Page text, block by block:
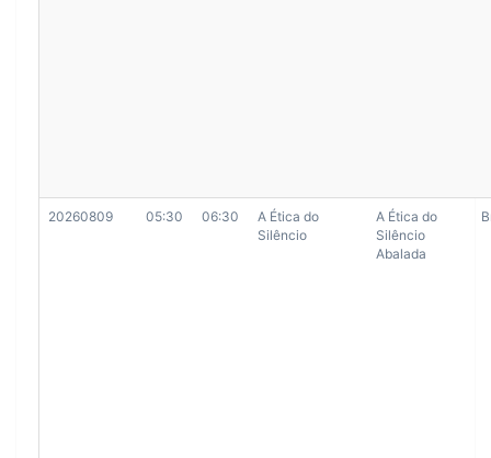
20260809 05:30 06:30
A Ética do
Silêncio
A Ética do
Silêncio
Abalada